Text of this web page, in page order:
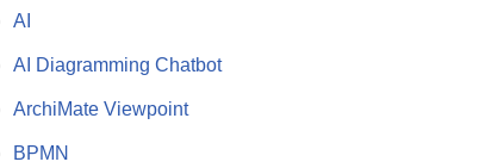
AI
AI Diagramming Chatbot
ArchiMate Viewpoint
BPMN